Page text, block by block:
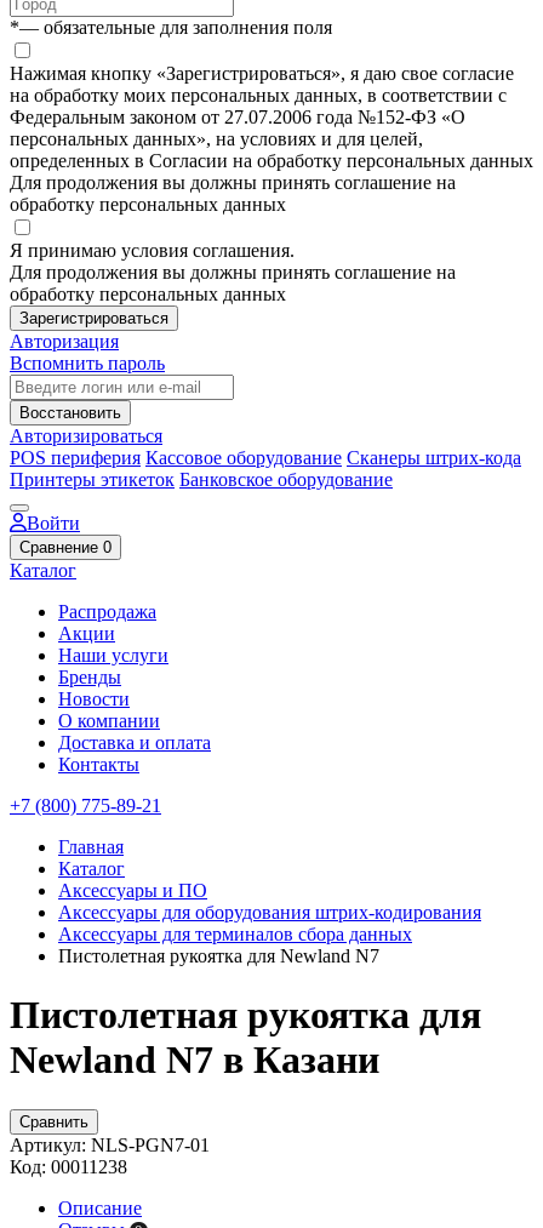
*— обязательные для заполнения поля
Нажимая кнопку «Зарегистрироваться», я даю свое согласие
на обработку моих персональных данных, в соответствии с
Федеральным законом от 27.07.2006 года №152-ФЗ «О
персональных данных», на условиях и для целей,
определенных в Согласии на обработку персональных данных
Для продолжения вы должны принять соглашение на
обработку персональных данных
Я принимаю условия соглашения.
Для продолжения вы должны принять соглашение на
обработку персональных данных
Зарегистрироваться
Авторизация
Вспомнить пароль
Восстановить
Авторизироваться
POS периферия Кассовое оборудование Сканеры штрих-кода
Принтеры этикеток Банковское оборудование
Войти
Сравнение 0
Каталог
Распродажа
Акции
Наши услуги
Бренды
Новости
О компании
Доставка и оплата
Контакты
+7 (800) 775-89-21
Главная
Каталог
Аксессуары и ПО
Аксессуары для оборудования штрих-кодирования
Аксессуары для терминалов сбора данных
Пистолетная рукоятка для Newland N7
Пистолетная рукоятка для
Newland N7 в Казани
Сравнить
Артикул: NLS-PGN7-01
Код: 00011238
Описание